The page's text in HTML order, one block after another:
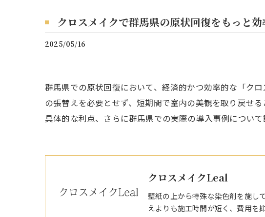
クロスメイクで群馬県の原状回復をもっと
2025/05/16
群馬県での原状回復において、経済的かつ効率的な「ク
の張替えを必要とせず、短期間で室内の美観を取り戻せ
具体的な利点、さらに群馬県での実際の導入事例について
クロスメイクLeal
壁紙の上から特殊な染色剤を施し
えよりも施工時間が短く、費用を